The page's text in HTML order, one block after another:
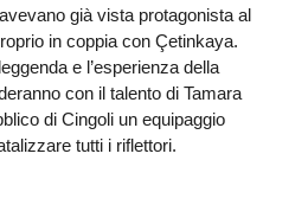
già vista protagonista al
in coppia con Çetinkaya.
e l’esperienza della
con il talento di Tamara
di Cingoli un equipaggio
tutti i riflettori.